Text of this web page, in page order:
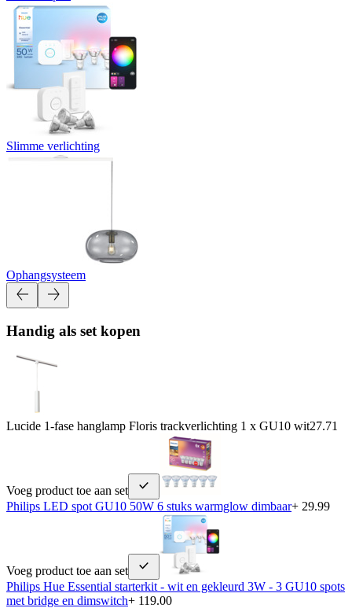
Slimme verlichting
Ophangsysteem
Handig als set kopen
Lucide 1-fase hanglamp Floris trackverlichting 1 x GU10 wit27.71
Voeg product toe aan set
Philips LED spot GU10 50W 6 stuks warmglow dimbaar+ 29.99
Voeg product toe aan set
Philips Hue Essential starterkit - wit en gekleurd 3W - 3 GU10 spots
met bridge en dimswitch+ 119.00